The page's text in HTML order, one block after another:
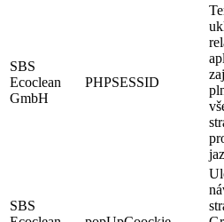
SBS
Ecoclean
GmbH
PHPSESSID
SBS